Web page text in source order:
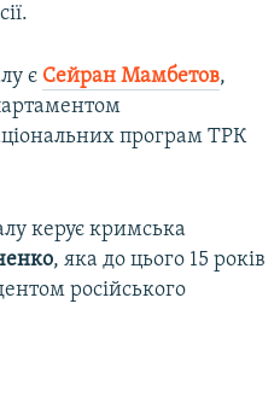
є Сейран Мамбетов,
програм ТРК
керує кримська
, яка до цього 15 років
російського